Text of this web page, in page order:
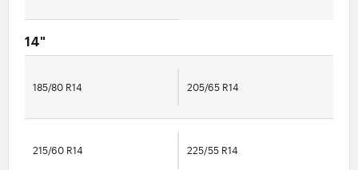
14"
185/80 R14 205/65 R14
215/60 R14 225/55 R14